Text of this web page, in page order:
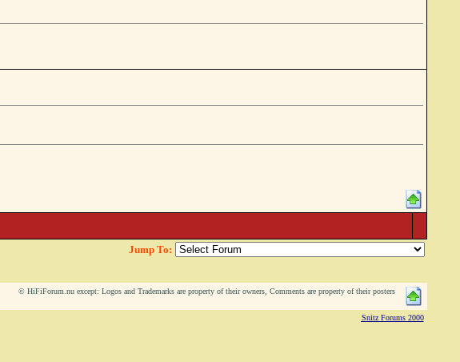
Jump To:
© HiFiForum.nu except: Logos and Trademarks are property of their owners, Comments are property of their posters
Snitz Forums 2000